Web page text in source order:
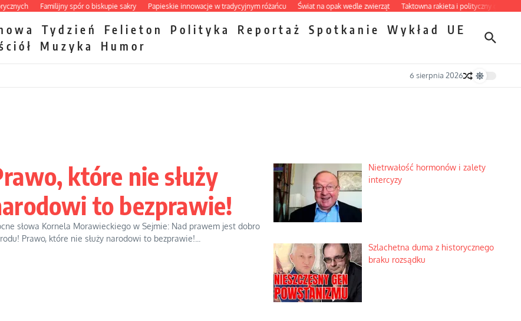
Familijny spór o biskupie sakry Papieskie innowacje w tradycyjnym różańcu Świat na opak wedle zwierząt Taktowna rakieta i polityczny grill
Tydzień Felieton Polityka Reportaż Spotkanie Wykład
UE
Muzyka Humor
6 sierpnia 2026
które nie służy
to bezprawie!
słowa Kornela Morawieckiego w Sejmie: Nad prawem jest dobro
Prawo, które nie służy narodowi to bezprawie!...
Nietrwałość hormonów i zalety
intercyzy
Szlachetna duma z historycznego
braku rozsądku